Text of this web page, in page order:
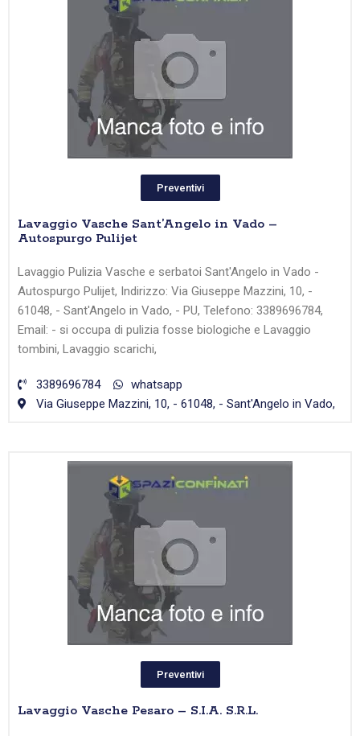
Preventivi
Lavaggio Vasche Sant’Angelo in Vado –
Autospurgo Pulijet
Lavaggio Pulizia Vasche e serbatoi Sant'Angelo in Vado -
Autospurgo Pulijet, Indirizzo: Via Giuseppe Mazzini, 10, -
61048, - Sant'Angelo in Vado, - PU, Telefono: 3389696784,
Email: - si occupa di pulizia fosse biologiche e Lavaggio
tombini, Lavaggio scarichi,
3389696784
whatsapp
Via Giuseppe Mazzini, 10, - 61048, - Sant'Angelo in Vado,
Preventivi
Lavaggio Vasche Pesaro – S.I.A. S.R.L.